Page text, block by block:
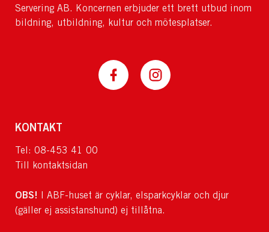
Servering AB. Koncernen erbjuder ett brett utbud inom
bildning, utbildning, kultur och mötesplatser.
KONTAKT
Tel: 08-453 41 00
Till kontaktsidan
OBS! I ABF-huset är cyklar, elsparkcyklar och djur
(gäller ej assistanshund) ej tillåtna.